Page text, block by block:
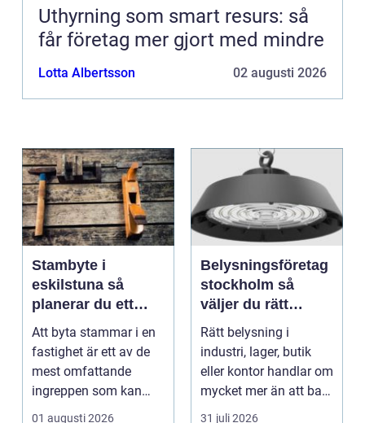
Uthyrning som smart resurs: så
får företag mer gjort med mindre
Lotta Albertsson 02 augusti 2026
Stambyte i
eskilstuna så
planerar du ett
tryggt och hållbart
projekt
Att byta stammar i en
fastighet är ett av de
mest omfattande
ingreppen som kan
göras i ett hus. Samt...
01 augusti 2026
Belysningsföretag
stockholm så
väljer du rätt
partner för
professionell
ljussättning
Rätt belysning i
industri, lager, butik
eller kontor handlar om
mycket mer än att bara
få det ljust....
31 juli 2026